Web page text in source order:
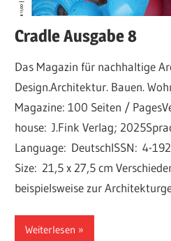
Cradle Ausgabe 8
Das Magazin für nachhaltige
Design.Architektur. Bauen.
Magazine: 100 Seiten /
house: J.Fink Verlag;
Language: DeutschISSN: 4-
Size: 21,5 x 27,5 cm
beispielsweise zur
Weiterlesen